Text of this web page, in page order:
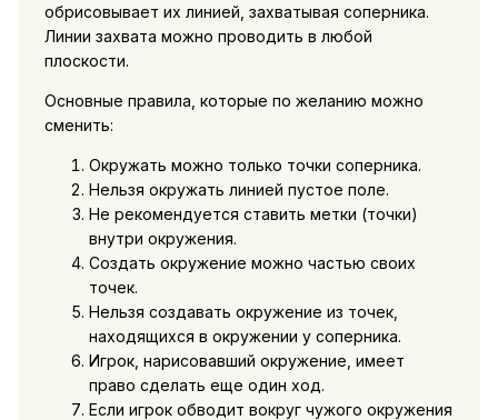
обрисовывает их линией, захватывая соперника.
Линии захвата можно проводить в любой
плоскости.
Основные правила, которые по желанию можно
сменить:
Окружать можно только точки соперника.
Нельзя окружать линией пустое поле.
Не рекомендуется ставить метки (точки)
внутри окружения.
Создать окружение можно частью своих
точек.
Нельзя создавать окружение из точек,
находящихся в окружении у соперника.
Игрок, нарисовавший окружение, имеет
право сделать еще один ход.
Если игрок обводит вокруг чужого окружения